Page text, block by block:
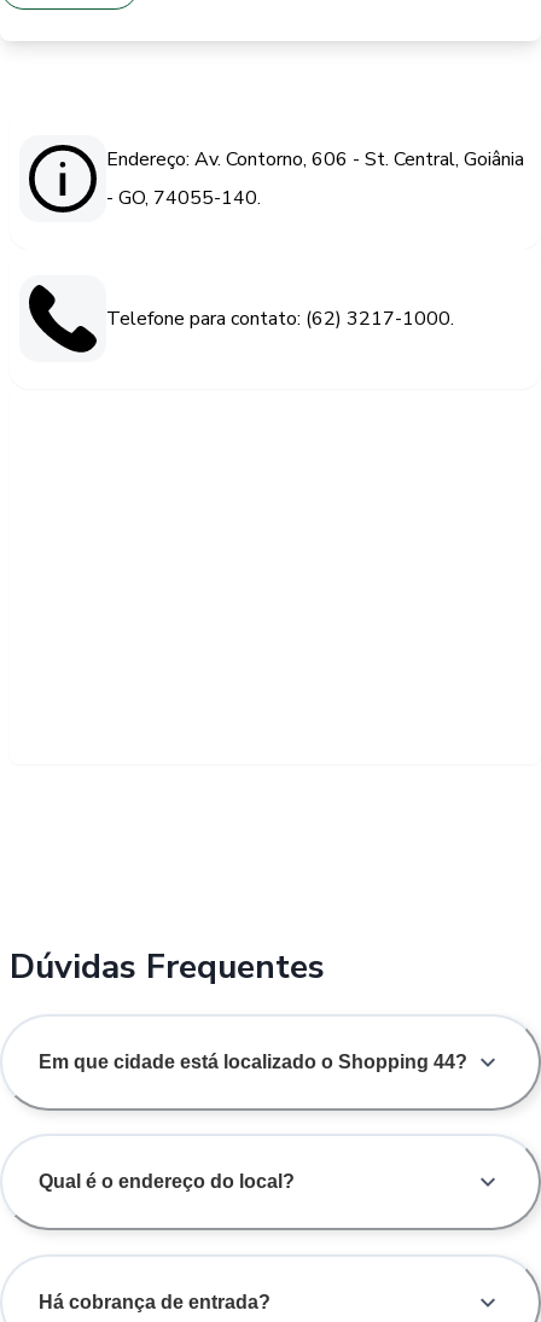
Endereço: Av. Contorno, 606 - St. Central, Goiânia
- GO, 74055-140.
Telefone para contato: (62) 3217-1000.
Dúvidas Frequentes
Em que cidade está localizado o Shopping 44?
Qual é o endereço do local?
Há cobrança de entrada?